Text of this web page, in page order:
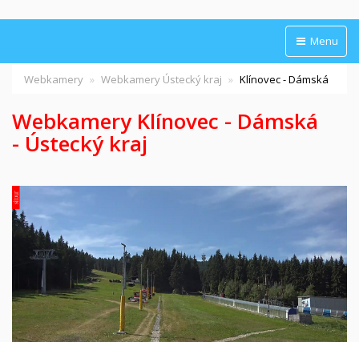
Menu
Webkamery Webkamery Ústecký kraj Klínovec - Dámská
Webkamery Klínovec - Dámská
- Ústecký kraj